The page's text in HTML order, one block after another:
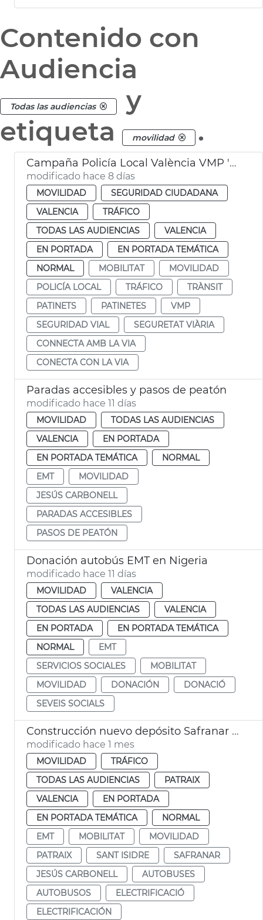
Contenido con
Audiencia
Todas las audiencias
y
etiqueta
movilidad .
Campaña Policía Local València VMP 'Conecta con la vía'
modificado hace 8 días
MOVILIDAD
SEGURIDAD CIUDADANA
VALENCIA
TRÁFICO
TODAS LAS AUDIENCIAS
VALENCIA
EN PORTADA
EN PORTADA TEMÁTICA
NORMAL
MOBILITAT
MOVILIDAD
POLICÍA LOCAL
TRÁFICO
TRÀNSIT
PATINETS
PATINETES
VMP
SEGURIDAD VIAL
SEGURETAT VIÀRIA
CONNECTA AMB LA VIA
CONECTA CON LA VIA
Paradas accesibles y pasos de peatón
modificado hace 11 días
MOVILIDAD
TODAS LAS AUDIENCIAS
VALENCIA
EN PORTADA
EN PORTADA TEMÁTICA
NORMAL
EMT
MOVILIDAD
JESÚS CARBONELL
PARADAS ACCESIBLES
PASOS DE PEATÓN
Donación autobús EMT en Nigeria
modificado hace 11 días
MOVILIDAD
VALENCIA
TODAS LAS AUDIENCIAS
VALENCIA
EN PORTADA
EN PORTADA TEMÁTICA
NORMAL
EMT
SERVICIOS SOCIALES
MOBILITAT
MOVILIDAD
DONACIÓN
DONACIÓ
SEVEIS SOCIALS
Construcción nuevo depósito Safranar EMT València
modificado hace 1 mes
MOVILIDAD
TRÁFICO
TODAS LAS AUDIENCIAS
PATRAIX
VALENCIA
EN PORTADA
EN PORTADA TEMÁTICA
NORMAL
EMT
MOBILITAT
MOVILIDAD
PATRAIX
SANT ISIDRE
SAFRANAR
JESÚS CARBONELL
AUTOBUSES
AUTOBUSOS
ELECTRIFICACIÓ
ELECTRIFICACIÓN